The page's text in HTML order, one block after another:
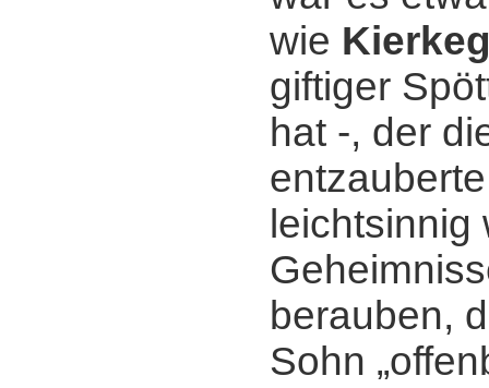
wie
giftiger
hat -, der
berauben,
Sohn